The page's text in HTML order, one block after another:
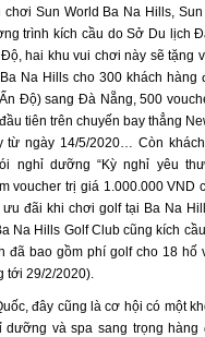
Sun World Ba Na Hills,
trình kích cầu do Sở Du lịch
hai khu vui chơi này sẽ tặng
Na Hills cho 300 khách hàng
Độ) sang Đà Nẵng, 500
tiên trên chuyến bay thẳng
từ ngày 14/5/2020… Còn
nghỉ dưỡng “Kỳ nghỉ yêu
voucher trị giá 1.000.000 VND
đãi khi chơi golf tại Ba Na
Na Hills Golf Club cũng kích
đã bao gồm phí golf cho 18 hố
tới 29/2/2020).
đây cũng là cơ hội có một
dưỡng và spa sang trọng hàng